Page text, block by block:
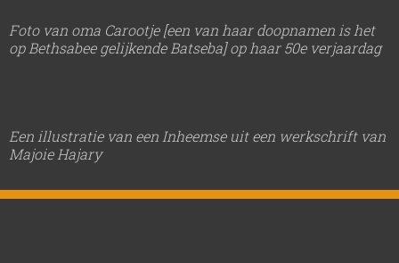
Foto van oma Carootje [een van haar doopnamen is het
op Bethsabee gelijkende Batseba] op haar 50e verjaardag
Een illustratie van een Inheemse uit een werkschrift van
Majoie Hajary